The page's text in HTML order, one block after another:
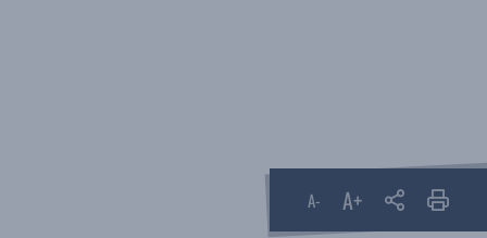
A-
A+
Partager